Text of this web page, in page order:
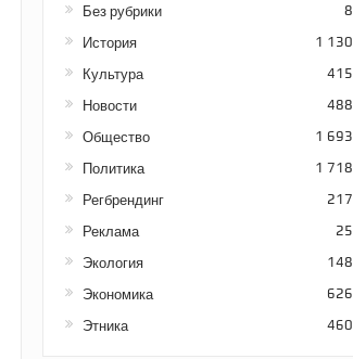
Без рубрики 8
История 1 130
Культура 415
Новости 488
Общество 1 693
Политика 1 718
Регбрендинг 217
Реклама 25
Экология 148
Экономика 626
Этника 460